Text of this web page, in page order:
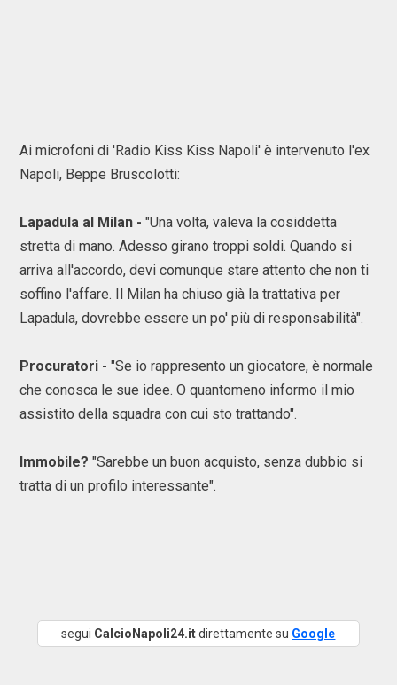
Ai microfoni di 'Radio Kiss Kiss Napoli' è intervenuto l'ex
Napoli, Beppe Bruscolotti:
Lapadula al Milan - "Una volta, valeva la cosiddetta
stretta di mano. Adesso girano troppi soldi. Quando si
arriva all'accordo, devi comunque stare attento che non ti
soffino l'affare. Il Milan ha chiuso già la trattativa per
Lapadula, dovrebbe essere un po' più di responsabilità".
Procuratori - "Se io rappresento un giocatore, è normale
che conosca le sue idee. O quantomeno informo il mio
assistito della squadra con cui sto trattando".
Immobile? "Sarebbe un buon acquisto, senza dubbio si
tratta di un profilo interessante".
segui CalcioNapoli24.itdirettamente su Google